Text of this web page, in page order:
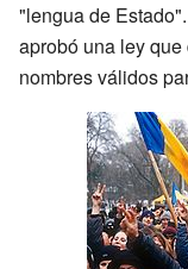
"lengua de
aprobó una ley
nombres válidos